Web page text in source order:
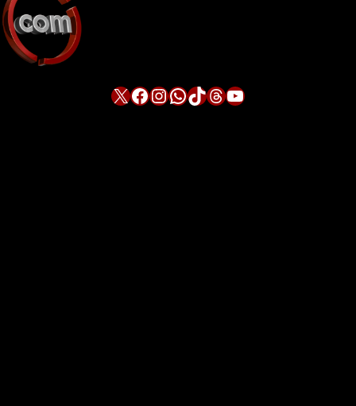
X Facebook InstagramWhatsApp TikTok Threads YouTube